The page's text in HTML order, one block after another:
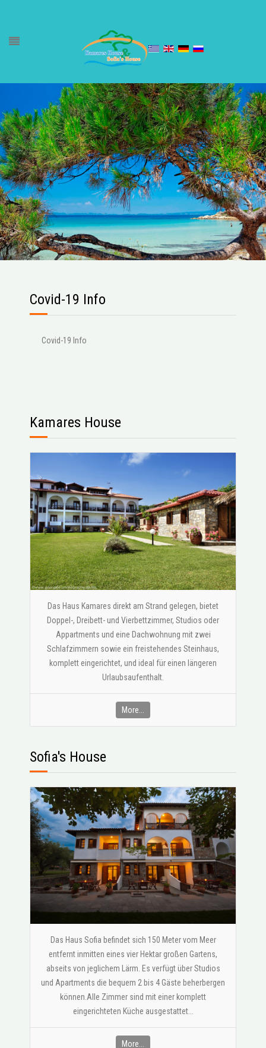
Covid-19 Info
Covid-19 Info
Kamares House
Das Haus Kamares direkt am Strand gelegen, bietet
Doppel-, Dreibett- und Vierbettzimmer, Studios oder
Appartments und eine Dachwohnung mit zwei
Schlafzimmern sowie ein freistehendes Steinhaus,
komplett eingerichtet, und ideal für einen längeren
Urlaubsaufenthalt.
More...
Sofia's House
Das Haus Sofia befindet sich 150 Meter vom Meer
entfernt inmitten eines vier Hektar großen Gartens,
abseits von jeglichem Lärm. Es verfügt über Studios
und Apartments die bequem 2 bis 4 Gäste beherbergen
können.Alle Zimmer sind mit einer komplett
eingerichteten Küche ausgestattet...
More...